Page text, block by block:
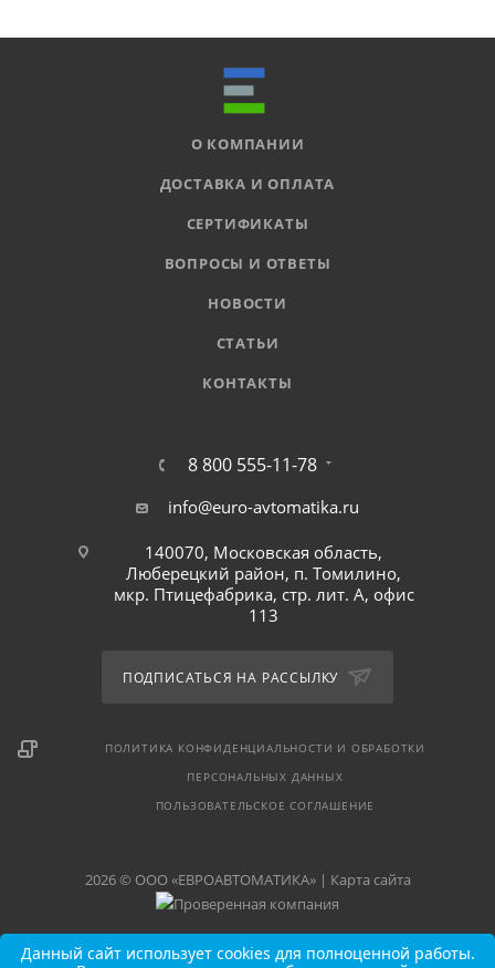
О КОМПАНИИ
ДОСТАВКА И ОПЛАТА
СЕРТИФИКАТЫ
ВОПРОСЫ И ОТВЕТЫ
НОВОСТИ
СТАТЬИ
КОНТАКТЫ
8 800 555-11-78
info@euro-avtomatika.ru
140070, Московская область,
Люберецкий район, п. Томилино,
мкр. Птицефабрика, стр. лит. А, офис
113
ПОДПИСАТЬСЯ НА РАССЫЛКУ
ПОЛИТИКА КОНФИДЕНЦИАЛЬНОСТИ И ОБРАБОТКИ
ПЕРСОНАЛЬНЫХ ДАННЫХ
ПОЛЬЗОВАТЕЛЬСКОЕ СОГЛАШЕНИЕ
2026 © ООО «ЕВРОАВТОМАТИКА» | Карта сайта
Данный сайт использует cookies для полноценной работы.